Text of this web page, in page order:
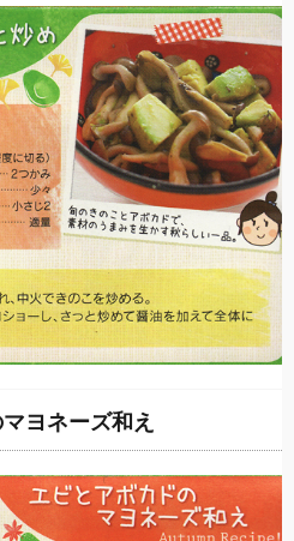
ヨネーズ和え